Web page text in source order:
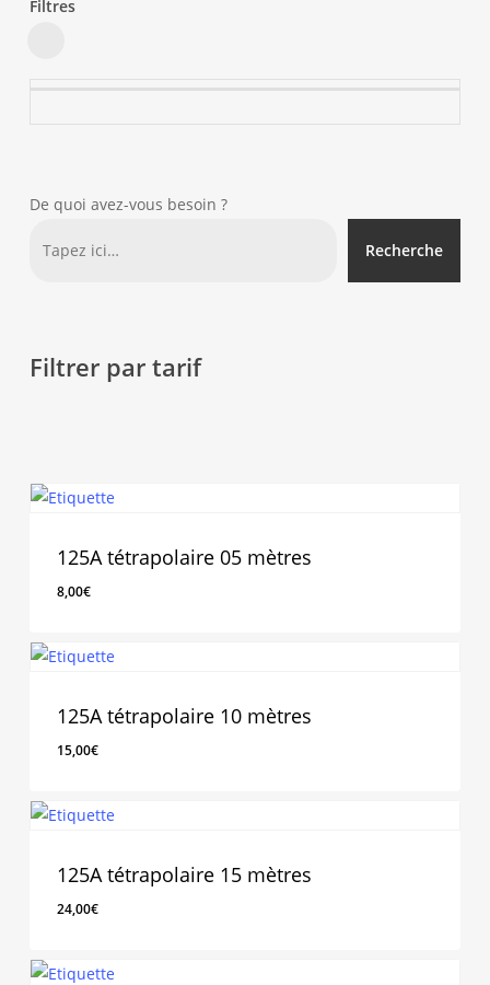
Filtres
De quoi avez-vous besoin ?
Recherche
Filtrer par tarif
125A tétrapolaire 05 mètres
8,00€
125A tétrapolaire 10 mètres
15,00€
125A tétrapolaire 15 mètres
24,00€